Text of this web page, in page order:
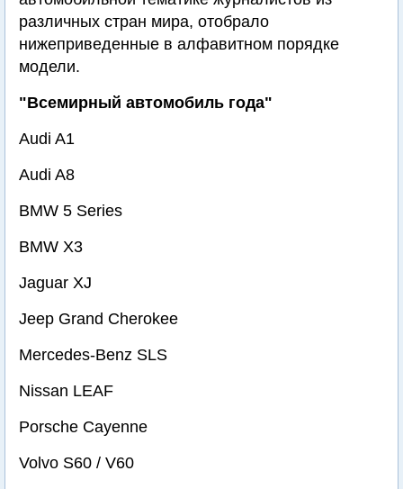
различных стран мира, отобрало
нижеприведенные в алфавитном порядке
модели.
"Всемирный автомобиль года"
Audi A1
Audi A8
BMW 5 Series
BMW X3
Jaguar XJ
Jeep Grand Cherokee
Mercedes-Benz SLS
Nissan LEAF
Porsche Cayenne
Volvo S60 / V60